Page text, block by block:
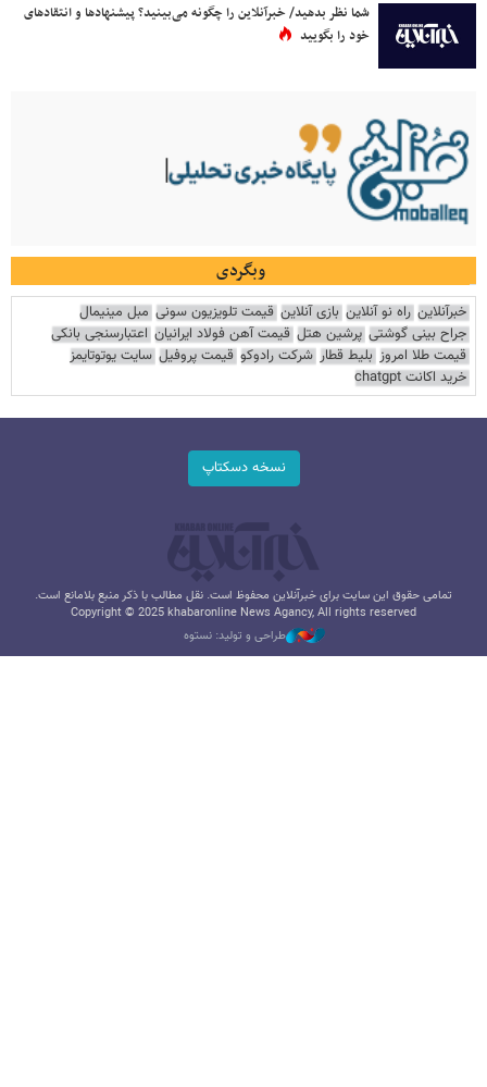
شما نظر بدهید/ خبرآنلاین را چگونه می‌بینید؟ پیشنهادها و انتقادهای
خود را بگویید
وبگردی
خبرآنلاین راه نو آنلاین بازی آنلاین قیمت تلویزیون سونی مبل مینیمال
جراح بینی گوشتی پرشین هتل قیمت آهن فولاد ایرانیان اعتبارسنجی بانکی
قیمت طلا امروز بلیط قطار شرکت رادوکو قیمت پروفیل سایت یوتوتایمز
خرید اکانت chatgpt
نسخه دسکتاپ
تمامی حقوق این سایت برای خبرآنلاین محفوظ است. نقل مطالب با ذکر منبع بلامانع است.
Copyright © 2025 khabaronline News Agancy, All rights reserved
طراحی و تولید: نستوه